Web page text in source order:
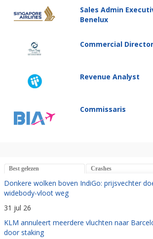
Sales Admin
Benelux
Commercial Director
Revenue Analyst
Commissaris
Best gelezen Crashes
Donkere wolken boven IndiGo: prijsvechter
widebody-vloot weg
31 jul 26
KLM annuleert meerdere vluchten naar
door staking